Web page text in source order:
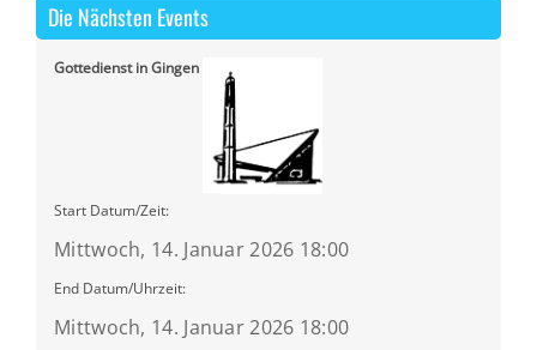
Die Nächsten Events
Gottedienst in Gingen
Start Datum/Zeit:
Mittwoch, 14. Januar 2026 18:00
End Datum/Uhrzeit:
Mittwoch, 14. Januar 2026 18:00